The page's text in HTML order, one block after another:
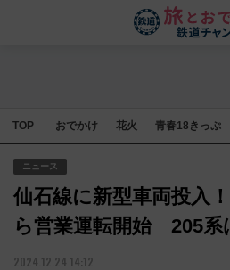
TOP おでかけ 花火 青春18きっぷ
ニュース
仙石線に新型車両投入
ら営業運転開始 205系
2024.12.24 14:12